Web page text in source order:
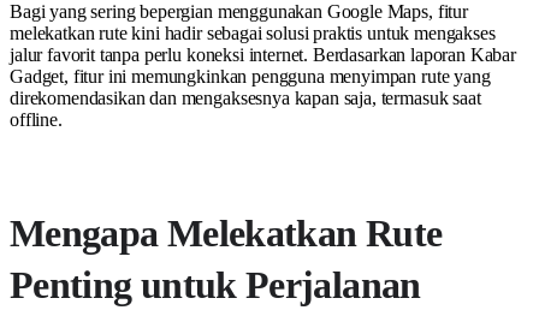
Bagi yang sering bepergian menggunakan Google Maps, fitur
melekatkan rute kini hadir sebagai solusi praktis untuk mengakses
jalur favorit tanpa perlu koneksi internet. Berdasarkan laporan Kabar
Gadget, fitur ini memungkinkan pengguna menyimpan rute yang
direkomendasikan dan mengaksesnya kapan saja, termasuk saat
offline.
Mengapa Melekatkan Rute
Penting untuk Perjalanan